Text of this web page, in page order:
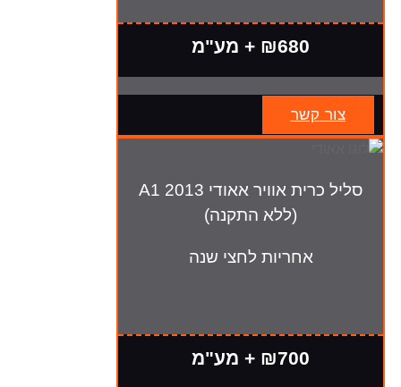
₪680 + מע"מ
צור קשר
סליל כרית אוויר אאודי A1 2013
(ללא התקנה)
אחריות לחצי שנה
₪700 + מע"מ